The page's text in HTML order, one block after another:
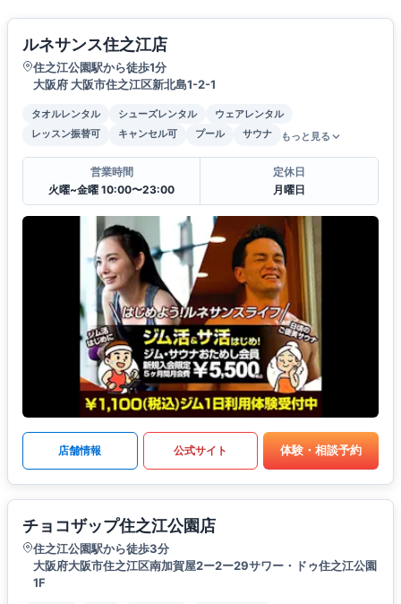
ルネサンス住之江店
住之江公園駅から徒歩1分
大阪府 大阪市住之江区新北島1-2-1
タオルレンタル シューズレンタル
ウェアレンタル
レッスン振替可
キャンセル可 プール サウナ もっと見る
営業時間
火曜~金曜 10:00〜23:00
定休日
月曜日
店舗情報 公式サイト 体験・相談予約
チョコザップ住之江公園店
住之江公園駅から徒歩3分
大阪府大阪市住之江区南加賀屋2ー2ー29サワー・ドゥ住之江公園
1F